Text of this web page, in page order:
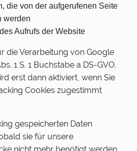
die von der aufgerufenen Seite
werden
Aufrufs der Website
die Verarbeitung von Google
1 S. 1 Buchstabe a DS-GVO.
erst dann aktiviert, wenn Sie
Cookies zugestimmt
gespeicherten Daten
sie für unsere